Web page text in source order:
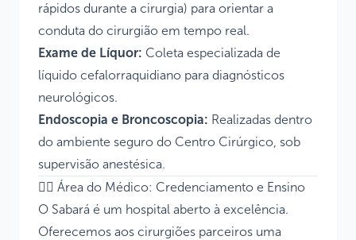
rápidos durante a cirurgia) para orientar a
conduta do cirurgião em tempo real.
Exame de Líquor: Coleta especializada de
líquido cefalorraquidiano para diagnósticos
neurológicos.
Endoscopia e Broncoscopia: Realizadas dentro
do ambiente seguro do Centro Cirúrgico, sob
supervisão anestésica.
👨‍⚕️ Área do Médico: Credenciamento e Ensino
O Sabará é um hospital aberto à excelência.
Oferecemos aos cirurgiões parceiros uma